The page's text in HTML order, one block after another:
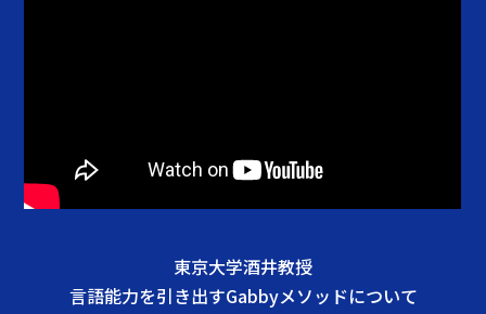
東京大学酒井教授
言語能力を引き出すGabbyメソッドについて